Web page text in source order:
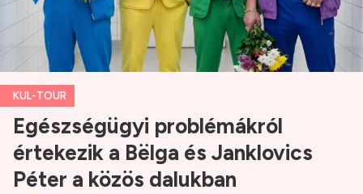
KUL-TOUR
Egészségügyi problémákról
értekezik a Bëlga és Janklovics
Péter a közös dalukban